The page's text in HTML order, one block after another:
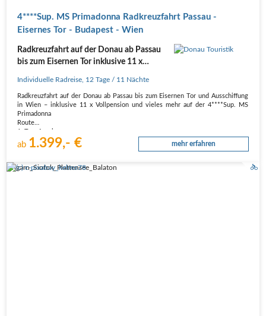
4****Sup. MS Primadonna Radkreuzfahrt Passau -
Eisernes Tor - Budapest - Wien
Radkreuzfahrt auf der Donau ab Passau
bis zum Eisernen Tor inklusive 11 x
Individuelle Radreise 12 Tage / 11 Nächte
Radkreuzfahrt auf der Donau ab Passau bis zum Eisernen Tor und Ausschiffung
in Wien – inklusive 11 x Vollpension und vieles mehr auf der 4****Sup. MS
Primadonna
Route
Individuelle Anreise nach Passau per Bahn oder PKW. Transfer vom Donau
Touristik-Privatparkplatz bzw. Passau…
ab 1.399,- € mehr erfahren
Ungarn_Siofok_Plattensee_Balaton